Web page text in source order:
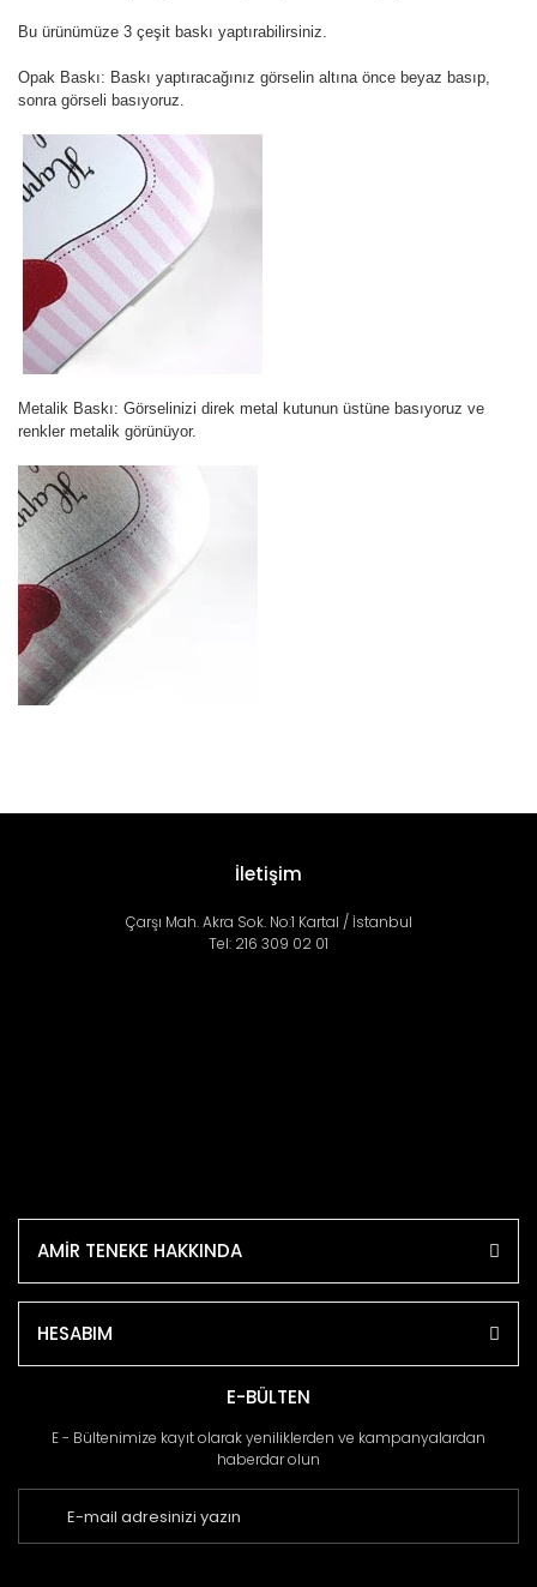
Bu ürünümüze 3 çeşit baskı yaptırabilirsiniz.
Opak Baskı: Baskı yaptıracağınız görselin altına önce beyaz basıp,
sonra görseli basıyoruz.
Metalik Baskı: Görselinizi direk metal kutunun üstüne basıyoruz ve
renkler metalik görünüyor.
İletişim
Çarşı Mah. Akra Sok. No:1 Kartal / İstanbul
Tel: 216 309 02 01
AMİR TENEKE HAKKINDA
HESABIM
E-BÜLTEN
E - Bültenimize kayıt olarak yeniliklerden ve kampanyalardan
haberdar olun